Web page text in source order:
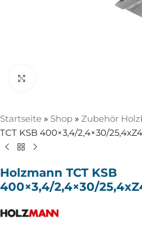
Startseite » Shop » Zubehör
TCT KSB 400×3,4/2,4×30/
Holzmann TCT KSB
400×3,4/2,4×30/